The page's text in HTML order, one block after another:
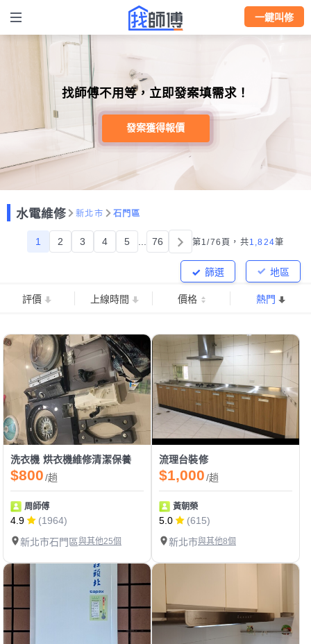
一鍵叫修
找師傅不用等，立即發案填需求！
發案獲得報價
水電維修 新北市 石門區
1 2 3 4 5 76 第1/76頁， 共1,824筆
地區
篩選
評價 上線時間 價格 熱門
洗衣機 烘衣機維修清潔保養
$800/趟
周師傅
4.9
(1964)
新北市石門區與其他25個
流理台裝修
$1,000/趟
黃朝榮
5.0
(615)
新北市與其他8個